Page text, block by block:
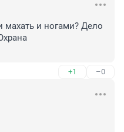
махать и ногами? Дело
+1 –0